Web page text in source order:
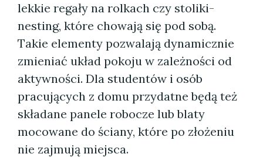
lekkie regały na rolkach czy stoliki-
nesting, które chowają się pod sobą.
Takie elementy pozwalają dynamicznie
zmieniać układ pokoju w zależności od
aktywności. Dla studentów i osób
pracujących z domu przydatne będą też
składane panele robocze lub blaty
mocowane do ściany, które po złożeniu
nie zajmują miejsca.